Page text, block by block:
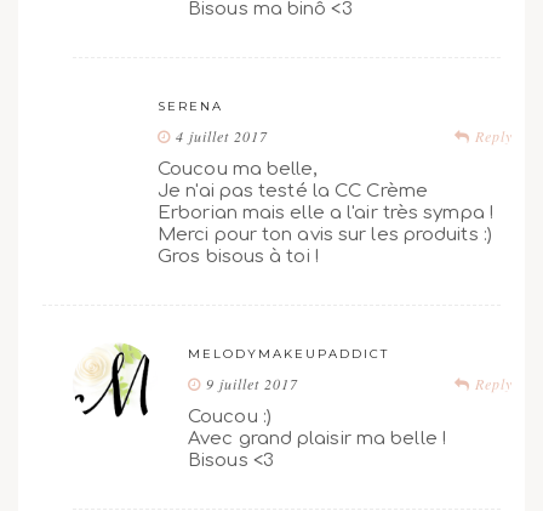
Bisous ma binô <3
SERENA
Reply
4 juillet 2017
Coucou ma belle,
Je n'ai pas testé la CC Crème
Erborian mais elle a l'air très sympa !
Merci pour ton avis sur les produits :)
Gros bisous à toi !
MELODYMAKEUPADDICT
Reply
9 juillet 2017
Coucou :)
Avec grand plaisir ma belle !
Bisous <3